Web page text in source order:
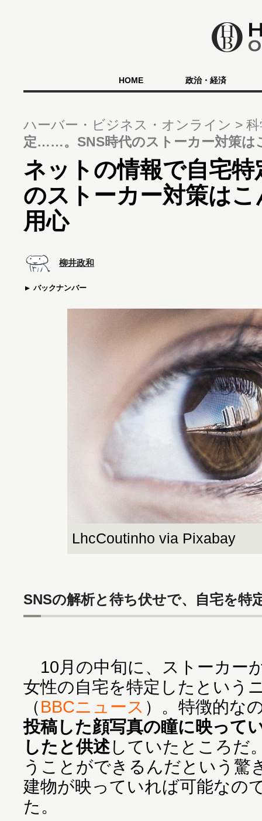
HOME 政治・経済
ハーバー・ビジネス・オンライン
定……。SNS時代のストーカー対策は
ネットの情報で自宅
のストーカー対策は
用心
柳井政和
バックナンバー
LhcCoutinho via Pixabay
SNSの解析と待ち伏せで、自宅を特
10月の中旬に、ストーカー
女性の自宅を特定したという
（BBCニュース ）。特徴的な
投稿した顔写真の瞳に映って
したと供述 していたところだ
うことができるんだという驚
建物が映っていれば可能なの
た。